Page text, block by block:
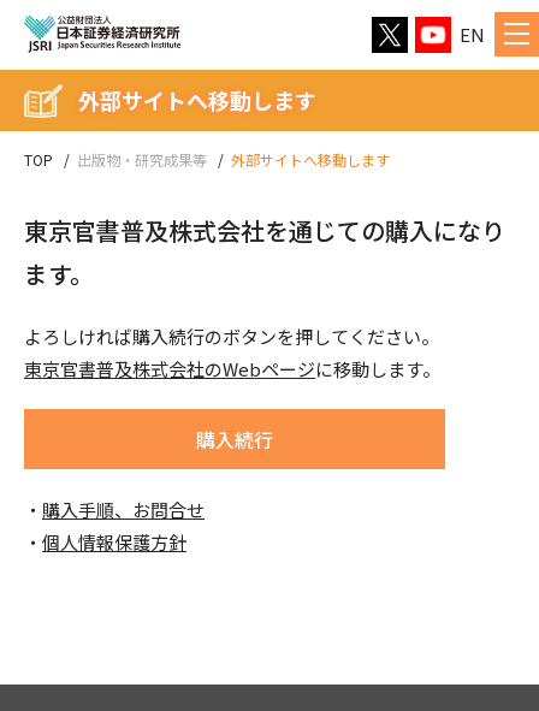
EN
TOP 出版物・研究成果等 外部サイトへ移動します
外部サイトへ移動します
東京官書普及株式会社を通じての購入になり
ます。
よろしければ購入続行のボタンを押してください。
東京官書普及株式会社のWebページに移動します。
購入続行
購入手順、お問合せ
個人情報保護方針